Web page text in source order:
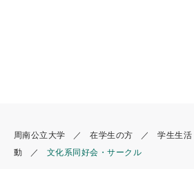
周南公立大学 在学生の方 学生生活
動
文化系同好会・サークル